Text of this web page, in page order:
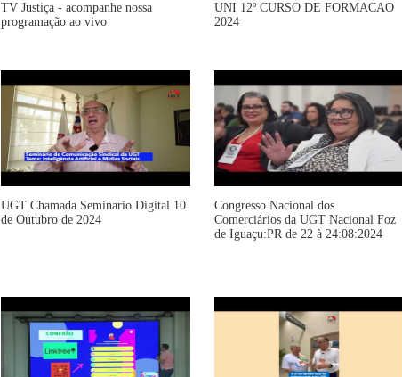
TV Justiça - acompanhe nossa
programação ao vivo
UNI 12º CURSO DE FORMACAO
2024
UGT Chamada Seminario Digital 10
de Outubro de 2024
Congresso Nacional dos
Comerciários da UGT Nacional Foz
de Iguaçu:PR de 22 à 24:08:2024